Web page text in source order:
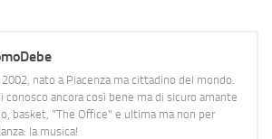
2002, nato a Piacenza ma cittadino del mondo.
conosco ancora così bene ma di sicuro amante
basket, "The Office" e ultima ma non per
la musica!